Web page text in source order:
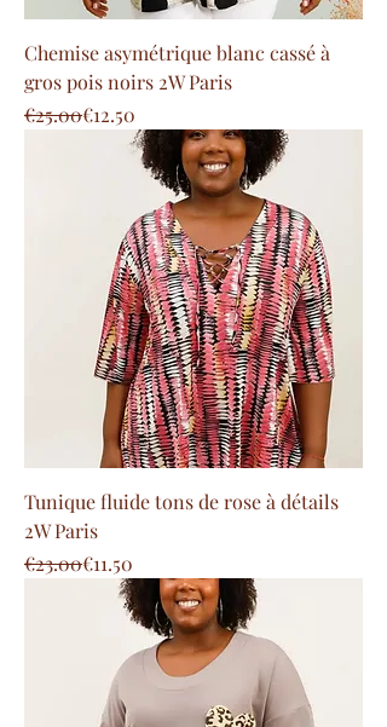
Chemise asymétrique blanc cassé à
gros pois noirs 2W Paris
Regular Price
€25.00
Sale Price€12.50
Tunique fluide tons de rose à détails
2W Paris
Regular Price
€23.00
Sale Price€11.50